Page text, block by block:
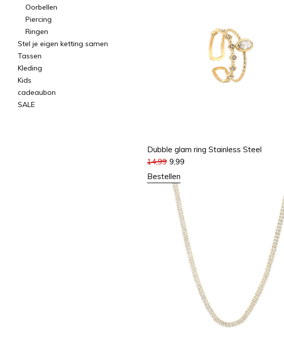
Oorbellen
Piercing
Ringen
Stel je eigen ketting samen
Tassen
Kleding
Kids
cadeaubon
SALE
Dubble glam ring Stainless Steel
14,99 9,99
Bestellen